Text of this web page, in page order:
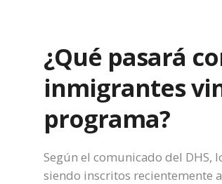
¿Qué pasará
inmigrantes
programa?
Según el comunicado del DHS,
siendo inscritos recientemente